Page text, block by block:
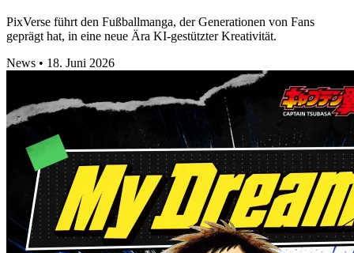
PixVerse führt den Fußballmanga, der Generationen von Fans
geprägt hat, in eine neue Ära KI-gestützter Kreativität.
News • 18. Juni 2026